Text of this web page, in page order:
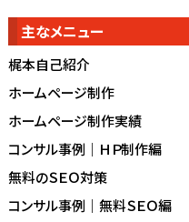
主なメニュー
梶本自己紹介
ホームページ制作
ホームページ制作実績
コンサル事例｜ＨＰ制作編
無料のＳＥＯ対策
コンサル事例｜無料ＳＥＯ編